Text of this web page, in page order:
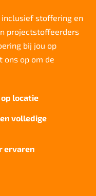
inclusief stoffering en
projectstoffeerders
bij jou op
ons op om de
locatie
volledige
ervaren